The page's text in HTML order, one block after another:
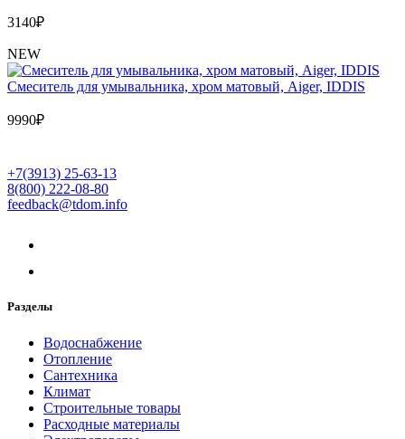
3140₽
NEW
Cмеситель для умывальника, хром матовый, Aiger, IDDIS
9990₽
+7(3913) 25-63-13
8(800) 222-08-80
feedback@tdom.info
Разделы
Водоснабжение
Отопление
Сантехника
Климат
Строительные товары
Расходные материалы